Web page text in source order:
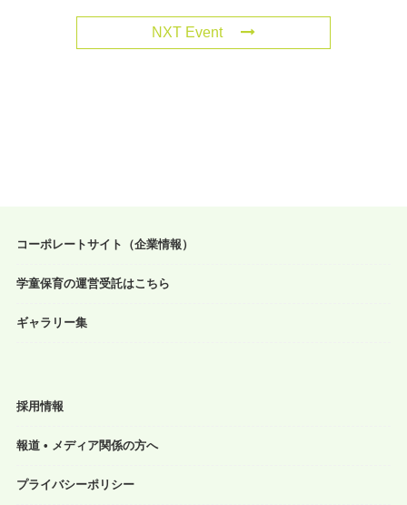
NXT Event
コーポレートサイト（企業情報）
学童保育の運営受託はこちら
ギャラリー集
採用情報
報道 • メディア関係の方へ
プライバシーポリシー